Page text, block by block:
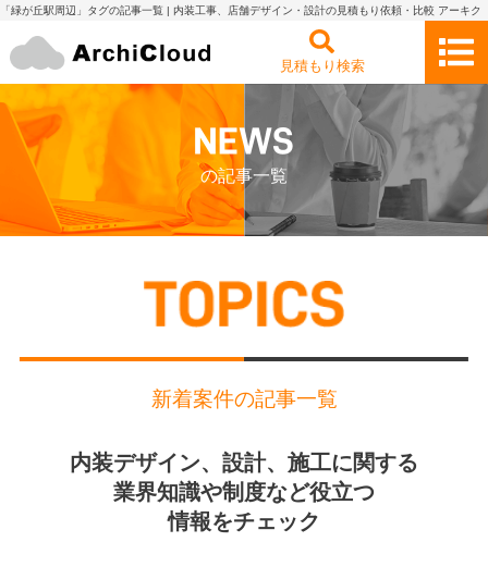
「緑が丘駅周辺」タグの記事一覧 | 内装工事、店舗デザイン・設計の見積もり依頼・比較 アーキク
見積もり検索
の記事一覧
新着案件の記事一覧
内装デザイン、設計、施工に関する
業界知識や制度など役立つ
情報をチェック